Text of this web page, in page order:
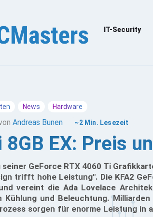
IT-Security
News Hardware
Andreas Bunen ~2 Min. Lesezeit
8GB EX: Preis
GeForce RTX 4060 Ti
trifft hohe Leistung". Die KFA2
vereint die Ada Lovelace
und Beleuchtung.
sorgen für enorme Leistung in